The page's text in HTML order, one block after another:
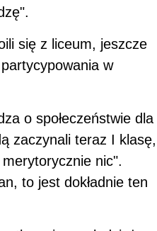
się z liceum, jeszcze
w
o społeczeństwie dla
zaczynali teraz I klasę,
nic".
to jest dokładnie ten